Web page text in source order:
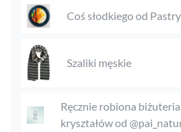
Coś słodkiego od
Szaliki męskie
Ręcznie robiona
kryształów od